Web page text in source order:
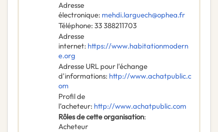
Adresse
électronique: mehdi.larguech@ophea.fr
Téléphone: 33 388211703
Adresse
internet: https://www.habitationmodern
e.org
Adresse URL pour l'échange
d'informations: http://www.achatpublic.c
om
Profil de
l’acheteur: http://www.achatpublic.com
Rôles de cette organisation:
Acheteur